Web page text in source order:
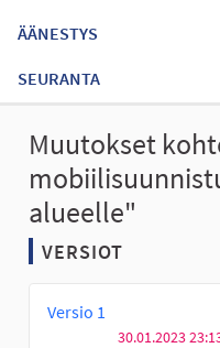
ÄÄNESTYS
SEURANTA
Muutokset
alueelle"
VERSIOT
Versio 1
30.01.2023